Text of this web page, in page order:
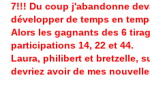
7!!! Du coup j'abandonne
développer de temps en
Alors les gagnants des 6
participations 14, 22 et 44.
Laura, philibert et bretzelle,
devriez avoir de mes